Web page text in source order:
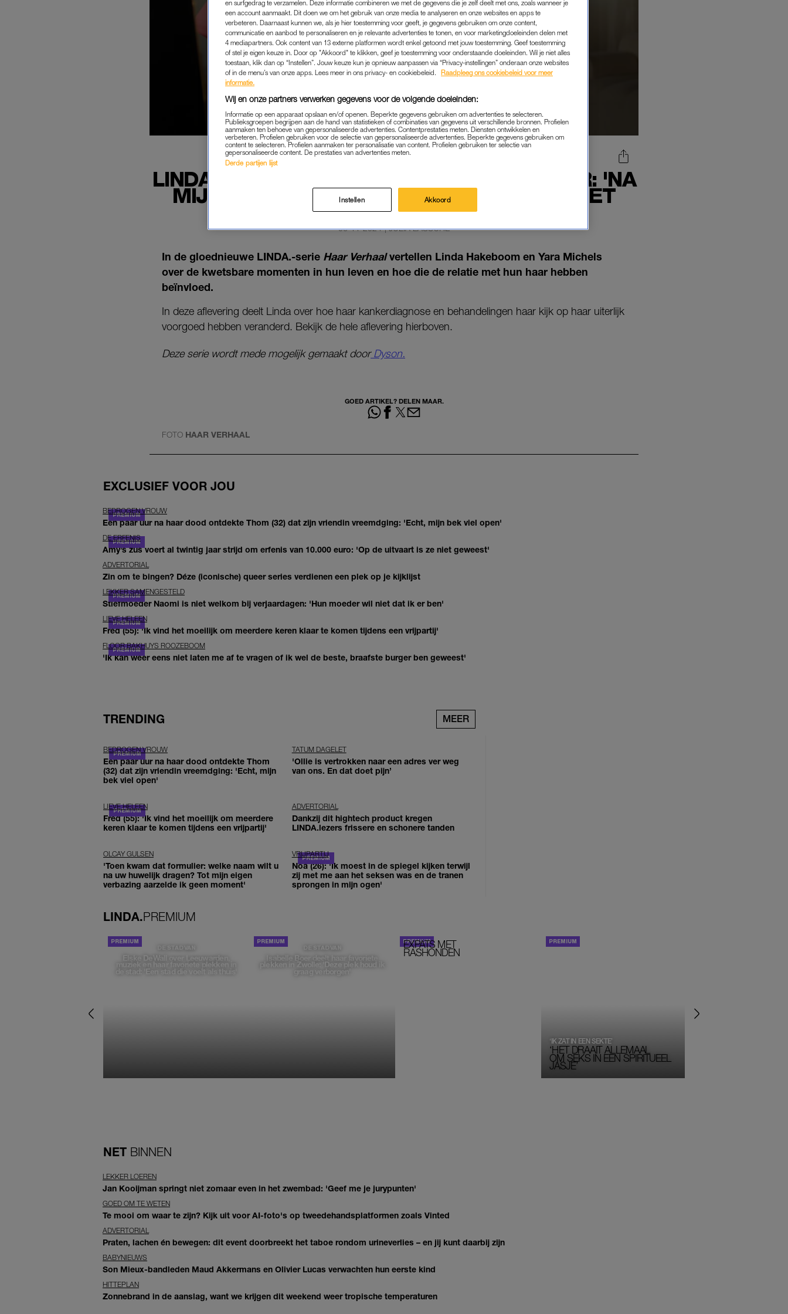
LINDA HAKEBOOM OVER LEVEN NA KANKER: 'NA
MIJN DIAGNOSE BEN IK ZOVEEL BLIJER MET
ALLES IN HET LEVEN’
BEAUTY|LINDA.
06-11-2024 | JULIA LASSCHE
In de gloednieuwe LINDA.-serie Haar Verhaalvertellen Linda Hakeboom en Yara Michels
over de kwetsbare momenten in hun leven en hoe die de relatie met hun haar hebben
beïnvloed.
In deze aflevering deelt Linda over hoe haar kankerdiagnose en behandelingen haar kijk op haar uiterlijk
voorgoed hebben veranderd. Bekijk de hele aflevering hierboven.
Deze serie wordt mede mogelijk gemaakt doorDyson.
GOED ARTIKEL? DELEN MAAR.
FOTO HAAR VERHAAL
EXCLUSIEF VOOR JOU
BEDROGEN VROUW
Een paar uur na haar dood ontdekte Thom (32) dat zijn vriendin vreemdging: 'Echt, mijn bek viel open'
DE ERFENIS
Amy’s zus voert al twintig jaar strijd om erfenis van 10.000 euro: 'Op de uitvaart is ze niet geweest'
ADVERTORIAL
Zin om te bingen? Déze (iconische) queer series verdienen een plek op je kijklijst
LEKKER SAMENGESTELD
Stiefmoeder Naomi is niet welkom bij verjaardagen: 'Hun moeder wil niet dat ik er ben'
LIEVE HELEEN
Fred (55): 'Ik vind het moeilijk om meerdere keren klaar te komen tijdens een vrijpartij'
FLOOR BAKHUYS ROOZEBOOM
'Ik kan weer eens niet laten me af te vragen of ik wel de beste, braafste burger ben geweest'
TRENDING MEER
BEDROGEN VROUW
Een paar uur na haar dood ontdekte Thom
(32) dat zijn vriendin vreemdging: 'Echt, mijn
bek viel open'
TATUM DAGELET
'Ollie is vertrokken naar een adres ver weg
van ons. En dat doet pijn’
LIEVE HELEEN
Fred (55): 'Ik vind het moeilijk om meerdere
keren klaar te komen tijdens een vrijpartij'
ADVERTORIAL
Dankzij dit hightech product kregen
LINDA.lezers frissere en schonere tanden
OLCAY GULSEN
'Toen kwam dat formulier: welke naam wilt u
na uw huwelijk dragen? Tot mijn eigen
verbazing aarzelde ik geen moment'
VRIJPARTIJ
Noa (26): 'Ik moest in de spiegel kijken terwijl
zij met me aan het seksen was en de tranen
sprongen in mijn ogen'
LINDA.PREMIUM
DE STAD VAN
Elske DeWall over Leeuwarden,
muziek en haar favoriete plekken in
de stad: 'Een stad die voelt als thuis'
DE STAD VAN
Isabelle Boer deelt haar favoriete
plekken in Zwolle: 'Deze plek houd ik
graag verborgen'
EXPATS MET
RASHONDEN
‘HET DRAAIT ALLEMAAL
OM SEKS IN EEN SPIRITUEEL
JASJE’
‘IK ZAT IN EEN SEKTE’
NET BINNEN
LEKKER LOEREN
Jan Kooijman springt niet zomaar even in het zwembad: 'Geef me je jurypunten'
GOED OM TE WETEN
Te mooi om waar te zijn? Kijk uit voor AI-foto's op tweedehandsplatformen zoals Vinted
ADVERTORIAL
Praten, lachen én bewegen: dit event doorbreekt het taboe rondom urineverlies – en jij kunt daarbij zijn
BABYNIEUWS
Son Mieux-bandleden Maud Akkermans en Olivier Lucas verwachten hun eerste kind
HITTEPLAN
Zonnebrand in de aanslag, want we krijgen dit weekend weer tropische temperaturen
en surfgedrag te verzamelen. Deze informatie combineren we met de gegevens die je zelf deelt met ons, zoals wanneer je
een account aanmaakt. Dit doen we om het gebruik van onze media te analyseren en onze websites en apps te
verbeteren. Daarnaast kunnen we, als je hier toestemming voor geeft, je gegevens gebruiken om onze content,
communicatie en aanbod te personaliseren en je relevante advertenties te tonen, en voor marketingdoeleinden delen met
4 mediapartners. Ook content van 13 externe platformen wordt enkel getoond met jouw toestemming. Geef toestemming
of stel je eigen keuze in. Door op "Akkoord" te klikken, geef je toestemming voor onderstaande doeleinden. Wil je niet alles
toestaan, klik dan op “Instellen”. Jouw keuze kun je opnieuw aanpassen via “Privacy-instellingen” onderaan onze websites
of in de menu’s van onze apps. Lees meer in ons privacy- en cookiebeleid.
Raadpleeg ons cookiebeleid voor meer
informatie.
Wij en onze partners verwerken gegevens voor de volgende doeleinden:
Informatie op een apparaat opslaan en/of openen. Beperkte gegevens gebruiken om advertenties te selecteren.
Publieksgroepen begrijpen aan de hand van statistieken of combinaties van gegevens uit verschillende bronnen. Profielen
aanmaken ten behoeve van gepersonaliseerde advertenties. Contentprestaties meten. Diensten ontwikkelen en
verbeteren. Profielen gebruiken voor de selectie van gepersonaliseerde advertenties. Beperkte gegevens gebruiken om
content te selecteren. Profielen aanmaken ter personalisatie van content. Profielen gebruiken ter selectie van
gepersonaliseerde content. De prestaties van advertenties meten.
Derde partijen lijst
Instellen Akkoord